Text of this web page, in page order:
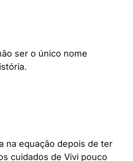
ser o único nome
na equação depois de ter
cuidados de Vivi pouco